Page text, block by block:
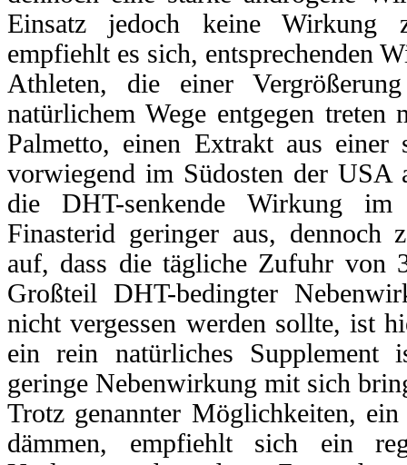
Einsatz jedoch keine Wirkung
empfiehlt es sich, entsprechenden
Athleten, die einer
natürlichem Wege entgegen treten
Palmetto, einen Extrakt aus einer
vorwiegend im Südosten der
die DHT-senkende Wirkung
Finasterid geringer aus, dennoch
auf, dass die tägliche Zufuhr von
Großteil DHT-bedingter
nicht vergessen werden sollte, ist
ein rein natürliches Supplement
geringe Nebenwirkung mit sich
Trotz genannter Möglichkeiten, ein
dämmen, empfiehlt sich ein